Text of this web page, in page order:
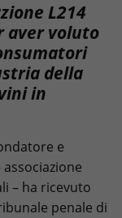
L214
aver voluto
della
in
e
– ha ricevuto
penale di